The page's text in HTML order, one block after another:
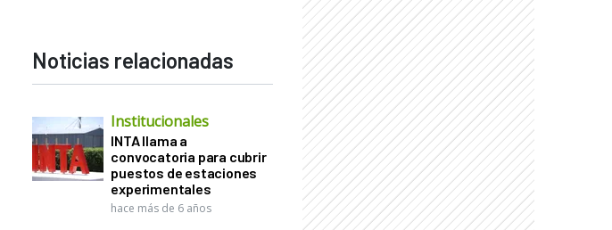
Noticias relacionadas
Institucionales
INTA llama a
convocatoria para cubrir
puestos de estaciones
experimentales
hace más de 6 años